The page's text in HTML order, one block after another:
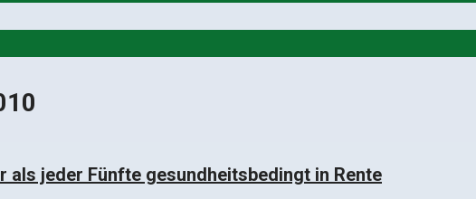
als jeder Fünfte gesundheitsbedingt in Rente